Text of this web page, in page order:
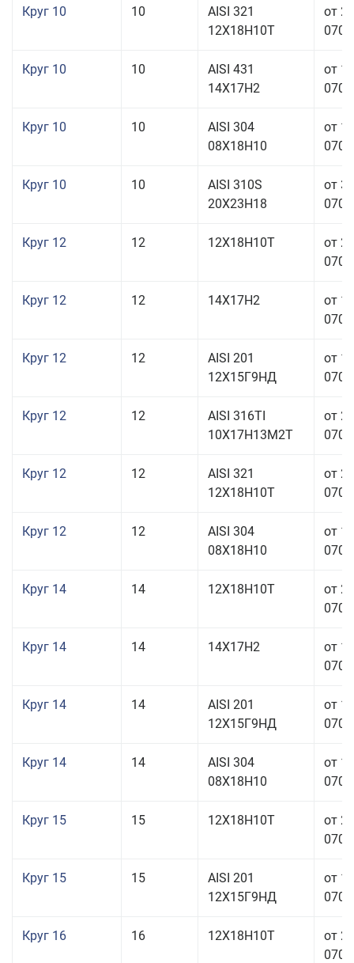
Круг 10 10
AISI 321
12Х18Н10Т
от
Круг 10 10
AISI 431
14Х17Н2
от
Круг 10 10
AISI 304
08Х18Н10
от
Круг 10 10
AISI 310S
20Х23Н18
от
Круг 12 12 12Х18Н10Т
от
Круг 12 12 14Х17Н2
от
Круг 12 12
AISI 201
12Х15Г9НД
от
Круг 12 12
AISI 316TI
10Х17Н13М2Т
от
Круг 12 12
AISI 321
12Х18Н10Т
от
Круг 12 12
AISI 304
08Х18Н10
от
Круг 14 14 12Х18Н10Т
от
Круг 14 14 14Х17Н2
от
Круг 14 14
AISI 201
12Х15Г9НД
от
Круг 14 14
AISI 304
08Х18Н10
от
Круг 15 15 12Х18Н10Т
от
Круг 15 15
AISI 201
12Х15Г9НД
от
Круг 16 16 12Х18Н10Т
от